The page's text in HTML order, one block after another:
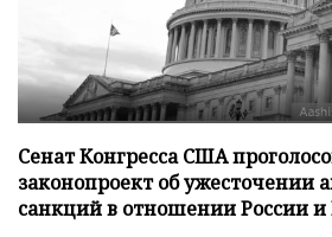
Сенат Конгресса США
законопроект об ужесточении
санкций в отношении России